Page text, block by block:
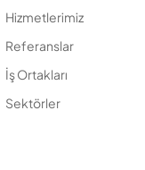
Hizmetlerimiz
Referanslar
İş Ortakları
Sektörler